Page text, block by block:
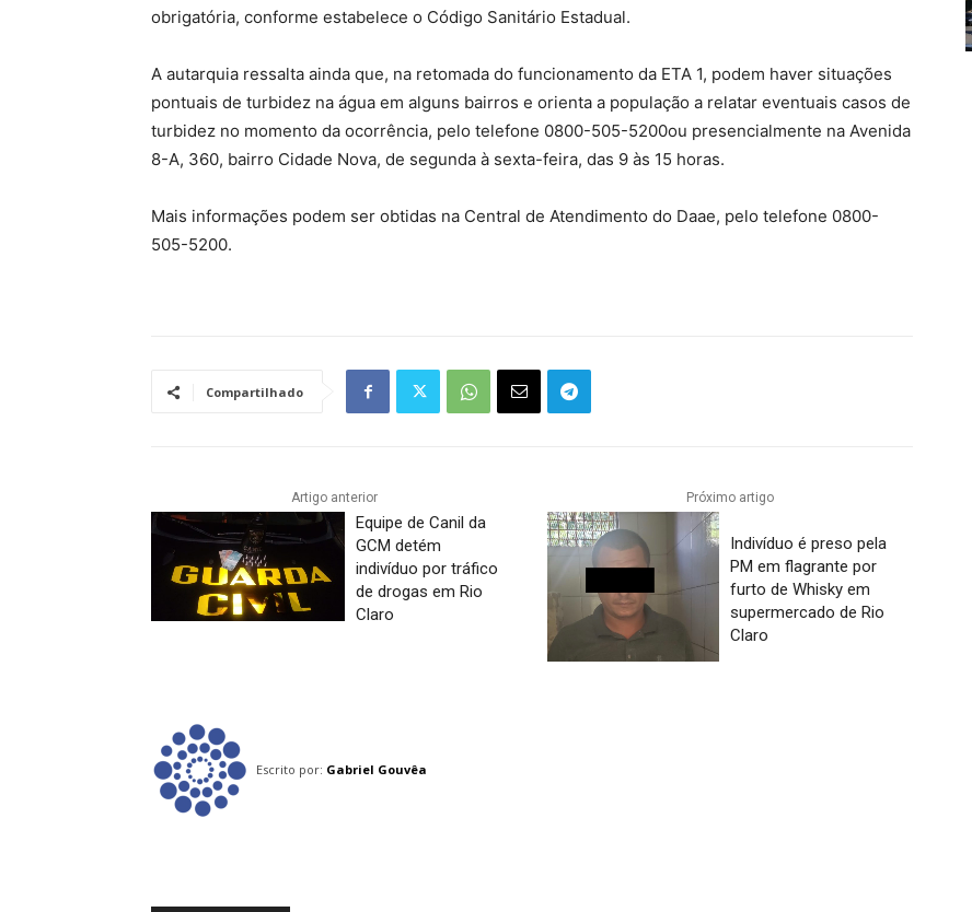
obrigatória, conforme estabelece o Código Sanitário Estadual.
A autarquia ressalta ainda que, na retomada do funcionamento da ETA 1, podem haver situações
pontuais de turbidez na água em alguns bairros e orienta a população a relatar eventuais casos de
turbidez no momento da ocorrência, pelo telefone 0800-505-5200ou presencialmente na Avenida
8-A, 360, bairro Cidade Nova, de segunda à sexta-feira, das 9 às 15 horas.
Mais informações podem ser obtidas na Central de Atendimento do Daae, pelo telefone 0800-
505-5200.
Compartilhado
Artigo anterior
Equipe de Canil da
GCM detém
indivíduo por tráfico
de drogas em Rio
Claro
Próximo artigo
Indivíduo é preso pela
PM em flagrante por
furto de Whisky em
supermercado de Rio
Claro
Escrito por: Gabriel Gouvêa